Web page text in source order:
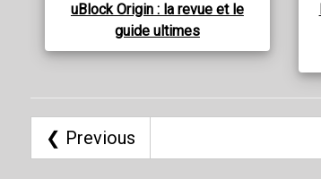
uBlock Origin : la revue et le
guide ultimes
❮ Previous